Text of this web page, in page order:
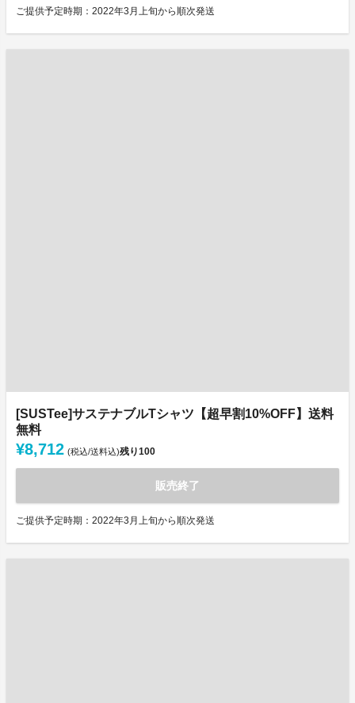
ご提供予定時期：2022年3月上旬から順次発送
[SUSTee]サステナブルTシャツ【超早割10%OFF】送料
無料
¥8,712 (税込/送料込)残り100
販売終了
ご提供予定時期：2022年3月上旬から順次発送